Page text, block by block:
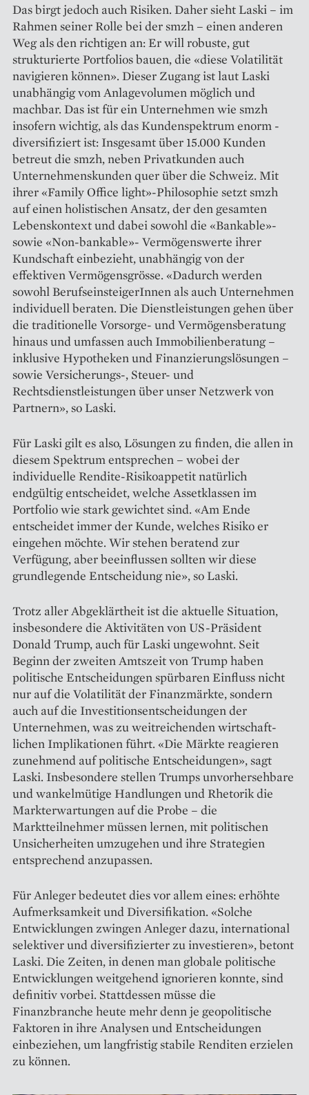
Das birgt jedoch auch Risiken. Daher sieht Laski – im
Rahmen seiner Rolle bei der smzh – einen anderen
Weg als den richtigen an: Er will robuste, gut
strukturierte Portfolios bauen, die «diese Volatilität
navigieren können». Dieser Zugang ist laut Laski
unabhängig vom Anlagevolumen möglich und
machbar. Das ist für ein Unter­nehmen wie smzh
insofern wichtig, als das Kundenspektrum enorm ­
diversifiziert ist: Insgesamt über 15.000 Kunden
betreut die smzh, neben Privatkunden auch
Unternehmenskunden quer über die Schweiz. Mit
ihrer «Family Office light»-Philosophie setzt smzh
auf einen holistischen Ansatz, der den gesamten
Lebenskontext und dabei sowohl die «Bankable»-
sowie «Non-bankable»- Vermögenswerte ihrer
Kundschaft einbezieht, unabhängig von der
effektiven Vermögensgrösse. «Dadurch werden
sowohl BerufseinsteigerInnen als auch Unternehmen
individuell beraten. Die Dienstleistungen gehen über
die tra­ditionelle Vorsorge- und Vermögens­beratung
hinaus und umfassen auch Immobilienberatung –
inklusive Hypotheken und Finanzierungslösungen –
sowie Versicherungs-, Steuer- und
Rechtsdienstleistungen über unser Netzwerk von
Partnern», so Laski.
Für Laski gilt es also, Lösungen zu finden, die allen in
diesem Spek­trum entsprechen – wobei der
individuelle Rendite-Risikoappetit natürlich
endgültig entscheidet, welche Assetklassen im
Portfolio wie stark gewichtet sind. «Am Ende
entscheidet immer der Kunde, welches Risiko er
eingehen möchte. Wir stehen beratend zur
Verfügung, aber beeinflussen sollten wir diese
grundlegende Entscheidung nie», so Laski.
Trotz aller Abgeklärtheit ist die aktuelle Situation,
insbesondere die Aktivitäten von US-Präsident
Donald Trump, auch für Laski ungewohnt. Seit
Beginn der zweiten Amtszeit von Trump haben
politische Entscheidungen spürbaren Einfluss nicht
nur auf die Volatilität der Finanzmärkte, sondern
auch auf die Investitions­entscheidungen der
Unternehmen, was zu weitreichenden wirtschaft­
lichen Implikationen führt. «Die Märkte reagieren
zunehmend auf politische Entscheidungen», sagt
Laski. Insbesondere stellen Trumps unvorhersehbare
und wankelmütige Handlungen und Rhetorik die
Markterwartungen auf die Probe – die
Marktteilnehmer müssen lernen, mit politischen
Unsicherheiten umzugehen und ihre Strategien
entsprechend anzupassen.
Für Anleger bedeutet dies vor allem eines: erhöhte
Aufmerksamkeit und Diversifikation. «Solche
Entwicklungen zwingen Anleger dazu, inter­national
selektiver und diversifizierter zu investieren», betont
Laski. Die Zeiten, in denen man globale politische
Entwicklungen weitgehend ignorieren konnte, sind
definitiv vorbei. Stattdessen müsse die
Finanzbranche heute mehr denn je geopolitische
Faktoren in ihre Analysen und Entscheidungen
einbeziehen, um langfristig stabile Renditen erzielen
zu können.